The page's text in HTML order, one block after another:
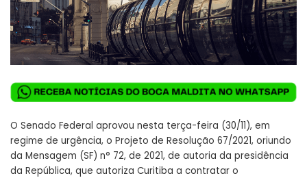
O Senado Federal aprovou nesta terça-feira (30/11), em
regime de urgência, o Projeto de Resolução 67/2021, oriundo
da Mensagem (SF) n° 72, de 2021, de autoria da presidência
da República, que autoriza Curitiba a contratar o